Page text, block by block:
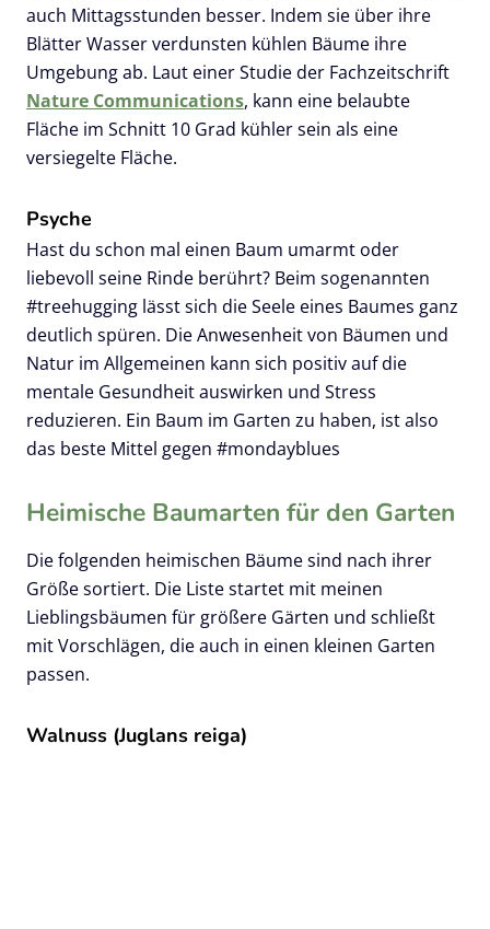
auch Mittagsstunden besser. Indem sie über ihre
Blätter Wasser verdunsten kühlen Bäume ihre
Umgebung ab. Laut einer Studie der Fachzeitschrift
Nature Communications, kann eine belaubte
Fläche im Schnitt 10 Grad kühler sein als eine
versiegelte Fläche.
Psyche
Hast du schon mal einen Baum umarmt oder
liebevoll seine Rinde berührt? Beim sogenannten
#treehugging lässt sich die Seele eines Baumes ganz
deutlich spüren. Die Anwesenheit von Bäumen und
Natur im Allgemeinen kann sich positiv auf die
mentale Gesundheit auswirken und Stress
reduzieren. Ein Baum im Garten zu haben, ist also
das beste Mittel gegen #mondayblues
Heimische Baumarten für den Garten
Die folgenden heimischen Bäume sind nach ihrer
Größe sortiert. Die Liste startet mit meinen
Lieblingsbäumen für größere Gärten und schließt
mit Vorschlägen, die auch in einen kleinen Garten
passen.
Walnuss (Juglans reiga)